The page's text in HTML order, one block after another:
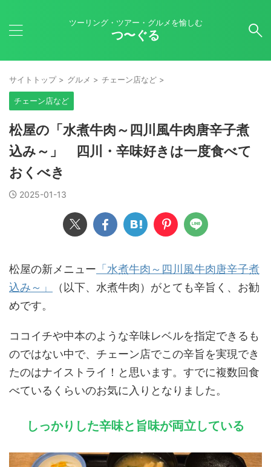
ツーリング・ツアー・グルメを愉しむ
つ〜ぐる
サイトトップ > グルメ > チェーン店など >
チェーン店など
松屋の「水煮牛肉～四川風牛肉唐辛子煮
込み～」 四川・辛味好きは一度食べて
おくべき
2025-01-13
松屋の新メニュー 「水煮牛肉～四川風牛肉唐辛子煮
込み～」
（以下、水煮牛肉）がとても辛旨く、お勧
めです。
ココイチや中本のような辛味レベルを指定できるも
のではない中で、チェーン店でこの辛旨を実現でき
たのはナイストライ！と思います。すでに複数回食
べているくらいのお気に入りとなりました。
しっかりした辛味と旨味が両立している